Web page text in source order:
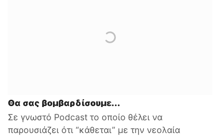
Θα σας βομβαρδίσουμε...
Σε γνωστό Podcast το οποίο θέλει να
παρουσιάζει ότι “κάθεται” με την νεολαία